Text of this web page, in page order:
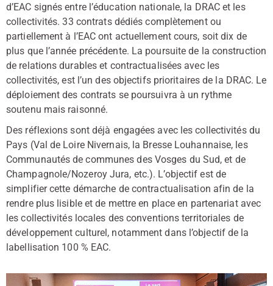
d’EAC signés entre l’éducation nationale, la DRAC et les
collectivités. 33 contrats dédiés complètement ou
partiellement à l’EAC ont actuellement cours, soit dix de
plus que l’année précédente. La poursuite de la construction
de relations durables et contractualisées avec les
collectivités, est l’un des objectifs prioritaires de la DRAC. Le
déploiement des contrats se poursuivra à un rythme
soutenu mais raisonné.
Des réflexions sont déjà engagées avec les collectivités du
Pays (Val de Loire Nivernais, la Bresse Louhannaise, les
Communautés de communes des Vosges du Sud, et de
Champagnole/Nozeroy Jura, etc.). L’objectif est de
simplifier cette démarche de contractualisation afin de la
rendre plus lisible et de mettre en place en partenariat avec
les collectivités locales des conventions territoriales de
développement culturel, notamment dans l’objectif de la
labellisation 100 % EAC.